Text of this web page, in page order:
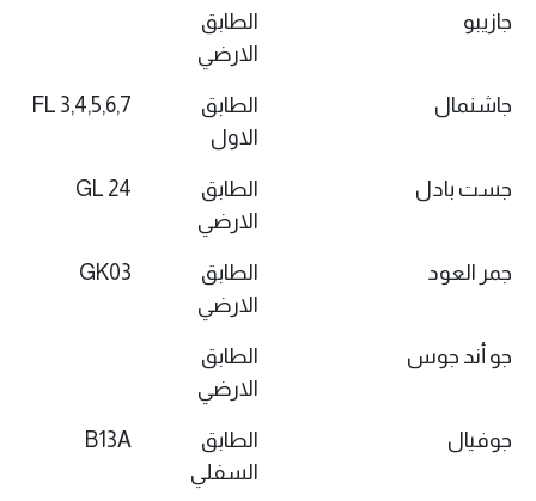
جازيبو
الطابق
الارضي
جاشنمال
الطابق
الاول
FL 3,4,5,6,7
جست بادل
الطابق
الارضي
GL 24
جمر العود
الطابق
الارضي
GK03
جو أند جوس
الطابق
الارضي
جوفيال
الطابق
السفلي
B13A